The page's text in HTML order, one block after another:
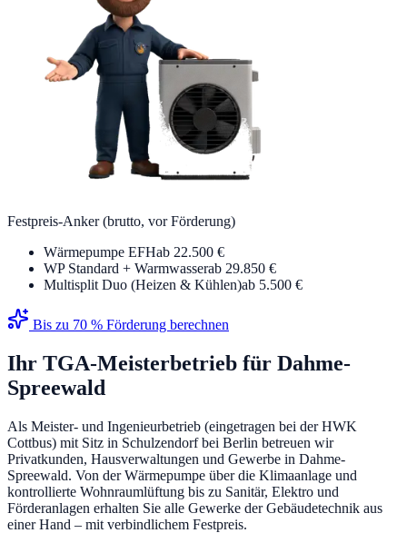
Festpreis-Anker (brutto, vor Förderung)
Wärmepumpe EFHab 22.500 €
WP Standard + Warmwasserab 29.850 €
Multisplit Duo (Heizen & Kühlen)ab 5.500 €
Bis zu 70 % Förderung berechnen
Ihr TGA-Meisterbetrieb für Dahme-
Spreewald
Als Meister- und Ingenieurbetrieb (eingetragen bei der HWK
Cottbus) mit Sitz in Schulzendorf bei Berlin betreuen wir
Privatkunden, Hausverwaltungen und Gewerbe in Dahme-
Spreewald. Von der Wärmepumpe über die Klimaanlage und
kontrollierte Wohnraumlüftung bis zu Sanitär, Elektro und
Förderanlagen erhalten Sie alle Gewerke der Gebäudetechnik aus
einer Hand – mit verbindlichem Festpreis.